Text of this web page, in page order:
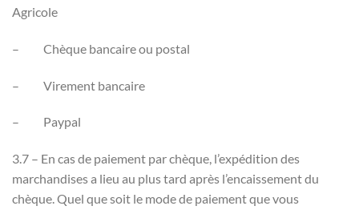
Agricole
– Chèque bancaire ou postal
– Virement bancaire
– Paypal
3.7 – En cas de paiement par chèque, l’expédition des
marchandises a lieu au plus tard après l’encaissement du
chèque. Quel que soit le mode de paiement que vous